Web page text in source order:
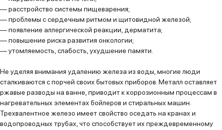
— расстройство системы пищеварения;
— проблемы с сердечным ритмом и щитовидной железой;
— появление аллергической реакции, дерматита;
— повышение риска развития онкологии;
— утомляемость, слабость, ухудшение памяти.
Не уделяя внимания удалению железа из воды, многие люди
сталкиваются с порчей своих бытовых приборов. Металл оставляет
ржавые разводы на ванне, приводит к коррозионным процессам в
нагревательных элементах бойлеров и стиральных машин.
Трехвалентное железо имеет свойство оседать на кранах и
водопроводных трубах, что способствует их преждевременному